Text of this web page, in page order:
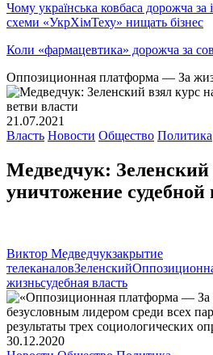
Чому українська ковбаса дорожча за
схеми «УкрХімТеху» нищать бізнес
Коли «фармацевтика» дорожча за
Оппозиционная платформа — За
21.07.2021
Власть Новости Общество Политика
Медведчук: Зеленский
уничтожение судебной
Виктор Медведчукзакрытие
телеканаловЗеленский
жизньсудебная власть
30.12.2020